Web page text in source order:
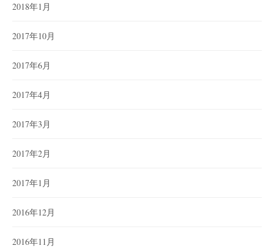
2018年1月
2017年10月
2017年6月
2017年4月
2017年3月
2017年2月
2017年1月
2016年12月
2016年11月